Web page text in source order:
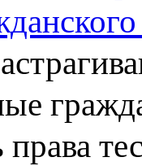
права